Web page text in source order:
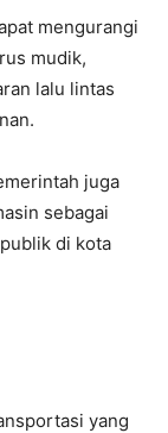
mengurangi
mudik,
lalu lintas
juga
sebagai
di kota
yang